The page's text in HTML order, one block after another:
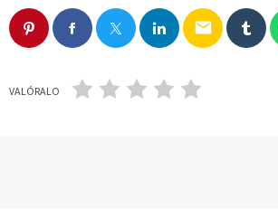
email
VALÓRALO